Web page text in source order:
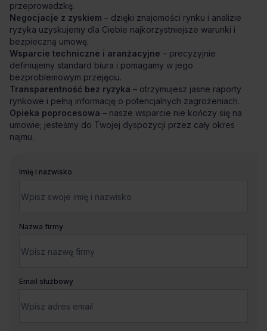
przeprowadzkę.
Negocjacje z zyskiem – dzięki znajomości rynku i analizie
ryzyka uzyskujemy dla Ciebie najkorzystniejsze warunki i
bezpieczną umowę.
Wsparcie techniczne i aranżacyjne – precyzyjnie
definiujemy standard biura i pomagamy w jego
bezproblemowym przejęciu.
Transparentność bez ryzyka – otrzymujesz jasne raporty
rynkowe i pełną informację o potencjalnych zagrożeniach.
Opieka poprocesowa – nasze wsparcie nie kończy się na
umowie; jesteśmy do Twojej dyspozycji przez cały okres
najmu.
Imię i nazwisko
Nazwa firmy
Email służbowy